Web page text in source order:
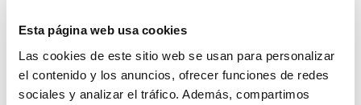
Esta página web usa cookies
Las cookies de este sitio web se usan para personalizar
el contenido y los anuncios, ofrecer funciones de redes
sociales y analizar el tráfico. Además, compartimos